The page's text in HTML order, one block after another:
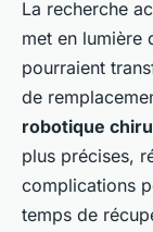
La recherche
met en lumière
pourraient
de
robotique
plus précises,
complications
temps de